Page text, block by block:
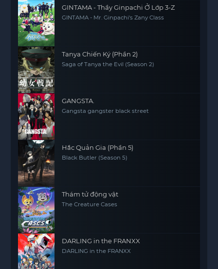
GINTAMA - Thầy Ginpachi Ở Lớp 3-Z
GINTAMA - Mr. Ginpachi's Zany Class
Tanya Chiến Ký (Phần 2)
Saga of Tanya the Evil (Season 2)
GANGSTA.
Gangsta gangster black street
Hắc Quản Gia (Phần 5)
Black Butler (Season 5)
Thám tử động vật
The Creature Cases
DARLING in the FRANXX
DARLING in the FRANXX